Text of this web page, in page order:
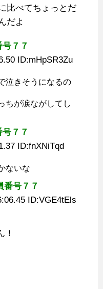
比べてちょっとだ
だよ
７７
ID:mHpSR3Zu
泣きそうになるの
ちが涙ながしてし
７７
ID:fnXNiTqd
ないな
番号７７
ID:VGE4tEls
！